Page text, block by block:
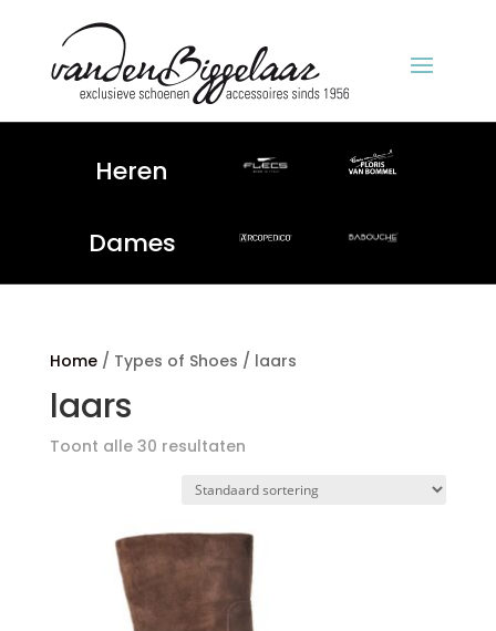
Heren
Dames
Home/ Types of Shoes / laars
laars
Toont alle 30 resultaten